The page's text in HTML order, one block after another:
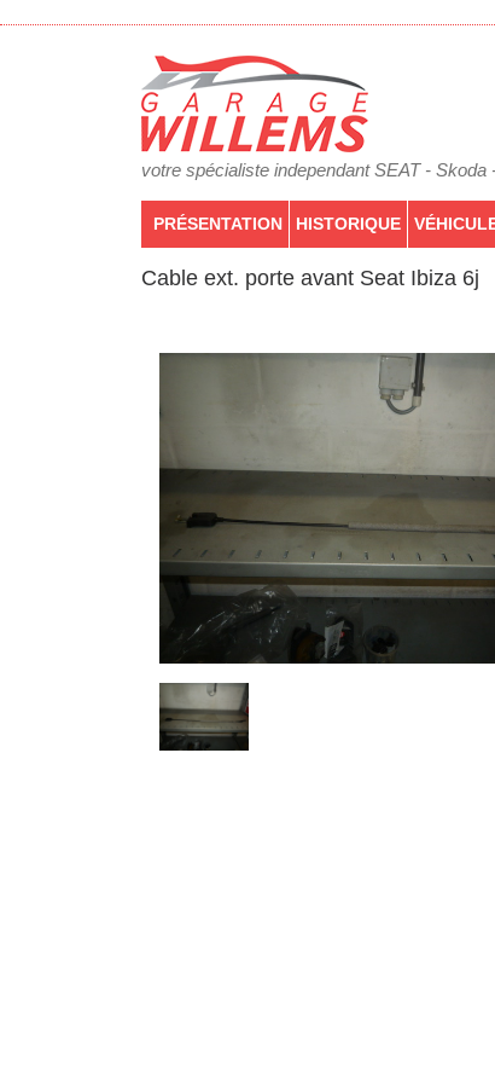
votre spécialiste independant SEAT - Skoda
PRÉSENTATION HISTORIQUE
Cable ext. porte avant Seat Ibiza 6j